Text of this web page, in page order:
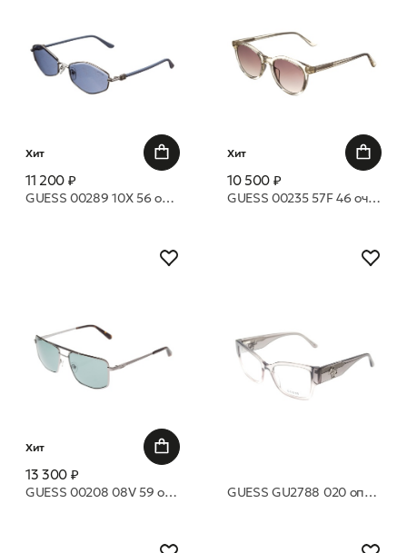
Хит
11 200 ₽
GUESS 00289 10X 56 очки с/з
Хит
10 500 ₽
GUESS 00235 57F 46 очки с/з
Хит
13 300 ₽
GUESS 00208 08V 59 очки с/з GUESS GU2788 020 оправа